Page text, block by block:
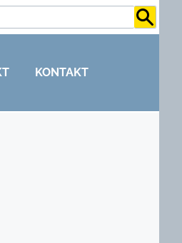
KONTAKT